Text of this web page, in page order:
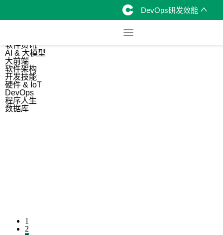
DevOps研发效能
软件资讯
AI & 大模型
大前端
软件架构
开发技能
硬件 & IoT
DevOps
程序人生
数据库
1
2